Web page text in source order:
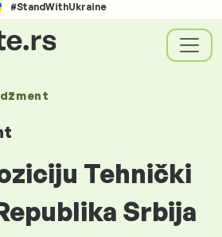
#StandWithUkraine
Tehnički
Srbija